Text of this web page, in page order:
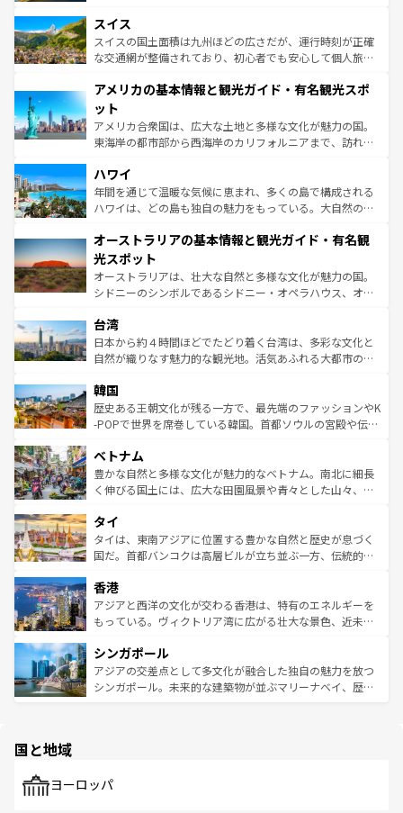
を参照してほしい。
は、お酒好きな人にはぜひ体験してほしい。 なお、新着の
ドイツ情報はコンテンツ一覧を参照してほしい。
リアごとに異なる魅力がある。また、優雅なアフタヌーン
ティー、ビール好きにはたまらない英国パブ、サッカー観
戦など、本場だからこそできる体験も豊富。イギリスを旅
ンツ一覧を参照してほしい。
スイス
スイスの国土面積は九州ほどの広さだが、運行時刻が正確
な交通網が整備されており、初心者でも安心して個人旅行
の建物がそのまま残る町や、スイスならではのユニークな
博物館もあり、アルプス観光だけでなく町歩きも満喫する
ことができる。国民の所得が高いため物価も高いが、旅行
者向けの交通パス提供のサービスもあり、うまく活用すれ
着のスイス情報は
アメリカの基本情報と観光ガイド・有名観光スポ
ット
アメリカ合衆国は、広大な土地と多様な文化が魅力の国。
東海岸の都市部から西海岸のカリフォルニアまで、訪れる
のような巨大都市は、観光、ショッピング、エンターテイ
ンメントが詰まった刺激的なスポットだ。一方、アメリカ
西部には大自然が広がり、グランドキャニオンやイエロー
部のニューオーリンズでは、音楽と美食が融合した独特の
文化が魅力。旅行者はアメリカの各地域で異なる魅力を楽
しみながら、その多様性と豊かな歴史を感じることができ
るだろう。車でのロードトリップや列車の旅も、アメリカ
情報は
ハワイ
年間を通じて温暖な気候に恵まれ、多くの島で構成される
ハワイは、どの島も独自の魅力をもっている。大自然の神
ワイ島は見逃せない。また、定番の観光地といえばオアフ
島だが、静かな自然を求めるならマウイ島やカウアイ島が
おすすめ。エメラルドグリーンに輝く海をはじめ、豊かな
文化や歴史が息づいている。「アロハスピリット」と呼ば
人々、おいしいローカルフードやハワイアンミュージッ
ク、伝統的なフラダンスなど、すべてがハワイの魅力を彩
っている。訪れるたびに新しい発見と感動が待っているハ
はコンテンツ一覧
オーストラリアの基本情報と観光ガイド・有名観
光スポット
オーストラリアは、壮大な自然と多様な文化が魅力の国。
シドニーのシンボルであるシドニー・オペラハウス、オー
リアリーフや大陸中央部にそびえるウルル（エアーズロッ
ク）、タスマニアの美しい原生林やケアンズの熱帯雨林な
ど、見どころがたくさん。また、カフェやワイン、オージ
いる。アクティビティも充実しており、サーフィンやダイ
ビング、ハイキングなど、アウトドア好きにはたまらな
い。オーストラリアの多彩な魅力を存分に味わいつくそ
参照してほしい。
台湾
日本から約４時間ほどでたどり着く台湾は、多彩な文化と
自然が織りなす魅力的な観光地。活気あふれる大都市の台
ン）、静ひつな山岳地帯である台湾東部など、都市の喧騒
と山間の静けさが共存しており、訪れる人に新しい発見と
驚きをもたらしてくれる。また、奥深い台湾の食文化も魅
容にもいいと評判のスイーツなど、バラエティ豊かな料理
が味わえる。 なお、新着の台湾情報は コンテンツ一覧を参
照してほしい。
韓国
歴史ある王朝文化が残る一方で、最先端のファッションやK
-POPで世界を席巻している韓国。首都ソウルの宮殿や伝統
き、地方に足を延ばせば四季折々の自然美を楽しむことが
できる。そして、キムチや焼肉、絶品のストリートフード
まで、さまざまな韓国料理が待っている。夜には、韓国な
リティに包まれながら、韓国の多彩な魅力を心ゆくまで味
わってみてほしい。 なお、新着の韓国情報はコンテンツ一
覧を参照してほしい。
ベトナム
豊かな自然と多様な文化が魅力的なベトナム。南北に細長
く伸びる国土には、広大な田園風景や青々とした山々、世
急速な発展と共に伝統が息づく。ハノイの古い町並みやホ
ーチミン市のフランス統治時代の建物も、独特の雰囲気を
醸し出している。また、バラエティの豊かさとおいしさで
とつ。フォーやバインミー、ベトナムコーヒーなどは、ぜ
ひ現地で味わいたい。どの地域を訪れてもあたたかい人々
が旅行者を迎えてくれるので、きっと忘れられない旅にな
参照してほしい。
タイ
タイは、東南アジアに位置する豊かな自然と歴史が息づく
国だ。首都バンコクは高層ビルが立ち並ぶ一方、伝統的な
の活気が交差している。北部ではチェンマイなどの山岳地
帯で自然と触れ合い、南部ではプーケットやクラビの美し
いビーチでリゾート気分を楽しむことができる。タイ料理
激する。気候は一年中温暖で、どの季節にも異なる楽しみ
が待っている。親しみやすいタイの人々、仏教を中心とし
た文化、そして多様な観光資源が、訪れる旅人を魅了し続
香港
アジアと西洋の文化が交わる香港は、特有のエネルギーを
もっている。ヴィクトリア湾に広がる壮大な景色、近未来
み、どこを訪れても感動するはず。観光スポットが密集し
ており、効率よく見どころを回れるのも魅力。息をのむよ
うな絶景から文化的な体験まで、香港を存分に楽しみ尽く
シンガポール
アジアの交差点として多文化が融合した独自の魅力を放つ
シンガポール。未来的な建築物が並ぶマリーナベイ、歴史
で、ホーカーズは地元の風情を楽しめる外せないスポット
国と地域
ヨーロッパ